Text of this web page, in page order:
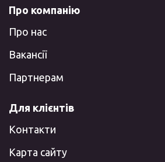
Про компанію
Про нас
Вакансії
Партнерам
Для клієнтів
Контакти
Карта сайту